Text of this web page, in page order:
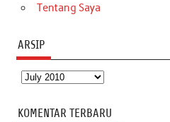
Tentang Saya
ARSIP
Arsip
KOMENTAR TERBARU